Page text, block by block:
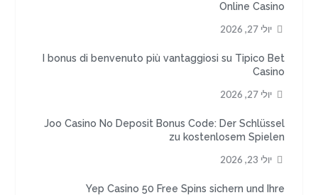
Online Casino
יולי 27, 2026
I bonus di benvenuto più vantaggiosi su Tipico Bet
Casino
יולי 27, 2026
Joo Casino No Deposit Bonus Code: Der Schlüssel
zu kostenlosem Spielen
יולי 23, 2026
Yep Casino 50 Free Spins sichern und Ihre